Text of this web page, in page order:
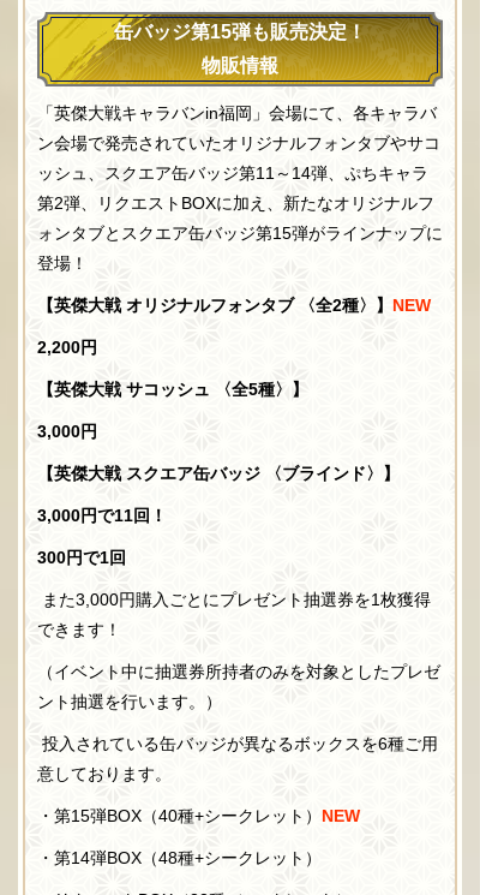
缶バッジ第15弾も販売決定！
物販情報
「英傑大戦キャラバンin福岡」会場にて、各キャラバ
ン会場で発売されていたオリジナルフォンタブやサコ
ッシュ、スクエア缶バッジ第11～14弾、ぷちキャラ
第2弾、リクエストBOXに加え、新たなオリジナルフ
ォンタブとスクエア缶バッジ第15弾がラインナップに
登場！
【英傑大戦 オリジナルフォンタブ 〈全2種〉】 NEW
2,200円
【英傑大戦 サコッシュ 〈全5種〉】
3,000円
【英傑大戦 スクエア缶バッジ 〈ブラインド〉】
3,000円で11回！
300円で1回
また3,000円購入ごとにプレゼント抽選券を1枚獲得
できます！
（イベント中に抽選券所持者のみを対象としたプレゼ
ント抽選を行います。）
投入されている缶バッジが異なるボックスを6種ご用
意しております。
・第15弾BOX（40種+シークレット） NEW
・第14弾BOX（48種+シークレット）